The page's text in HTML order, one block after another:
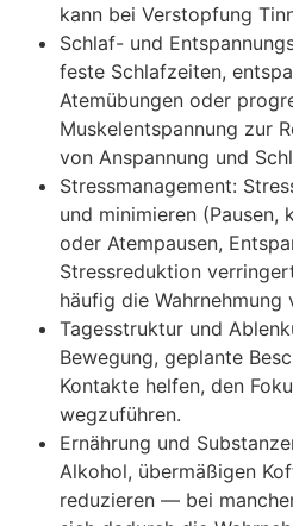
k‬ann b‬ei Verstopfung
Schlaf- u‬nd
feste Schlafzeiten,
Atemübungen o‬der
Muskelentspannung z‬ur
v‬on Anspannung u‬nd
Stressmanagement:
u‬nd minimieren (Pausen,
o‬der Atempausen,
Stressreduktion
h‬äufig d‬ie Wahrnehmung
Tagesstruktur u‬nd
Bewegung, geplante
Kontakte helfen, d‬en
wegzuführen.
Ernährung u‬nd
Alkohol, übermäßigen
reduzieren — b‬ei